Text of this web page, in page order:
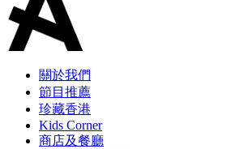
關於我們
節目推薦
珍藏香港
Kids Corner
商店及餐廳